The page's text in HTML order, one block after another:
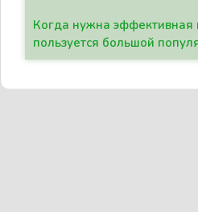
Когда нужна эффективная
пользуется большой